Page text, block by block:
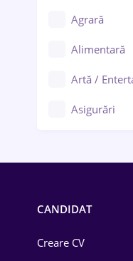
Agrară
Alimentară
Artă /
Asigurări
CANDIDAT
Creare CV